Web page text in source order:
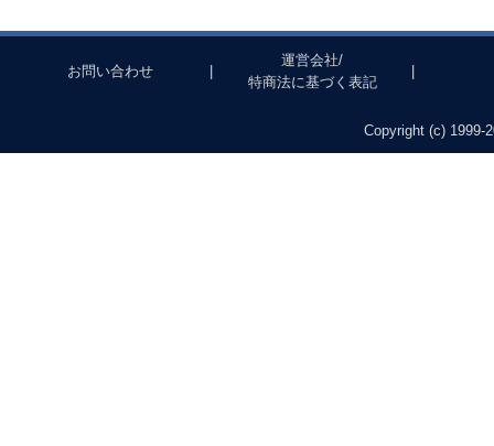
お問い合わせ
運営会社/
特商法に基づく表記
Copyright (c) 1999-